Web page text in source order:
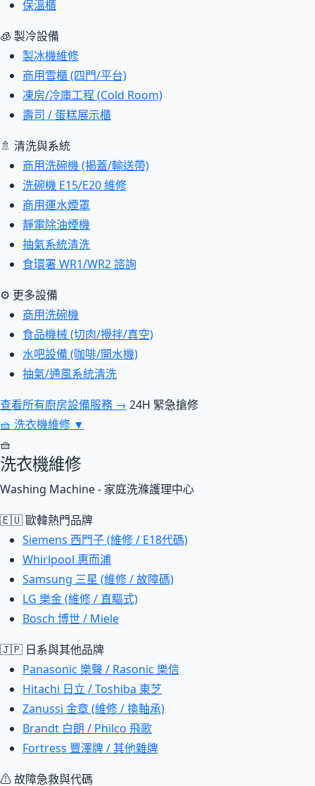
保溫櫃
🧊 製冷設備
製冰機維修
商用雪櫃 (四門/平台)
凍房/冷庫工程 (Cold Room)
壽司 / 蛋糕展示櫃
🚿 清洗與系統
商用洗碗機 (揭蓋/輸送帶)
洗碗機 E15/E20 維修
商用運水煙罩
靜電除油煙機
抽氣系統清洗
食環署 WR1/WR2 諮詢
⚙ 更多設備
商用洗碗機
食品機械 (切肉/攪拌/真空)
水吧設備 (咖啡/開水機)
抽氣/通風系統清洗
查看所有廚房設備服務 → 24H 緊急搶修
🧺 洗衣機維修 ▼
🧺
洗衣機維修
Washing Machine - 家庭洗滌護理中心
🇪🇺 歐韓熱門品牌
Siemens 西門子 (維修 / E18代碼)
Whirlpool 惠而浦
Samsung 三星 (維修 / 故障碼)
LG 樂金 (維修 / 直驅式)
Bosch 博世 / Miele
🇯🇵 日系與其他品牌
Panasonic 樂聲 / Rasonic 樂信
Hitachi 日立 / Toshiba 東芝
Zanussi 金章 (維修 / 換軸承)
Brandt 白朗 / Philco 飛歌
Fortress 豐澤牌 / 其他雜牌
⚠ 故障急救與代碼